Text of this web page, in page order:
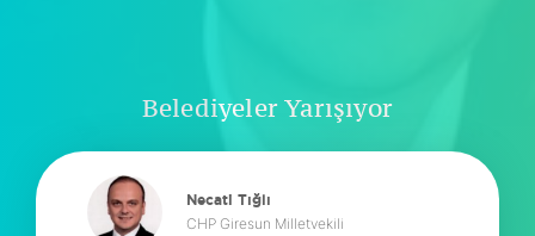
Belediyeler Yarışıyor
Necati Tığlı
CHP Giresun Milletvekili